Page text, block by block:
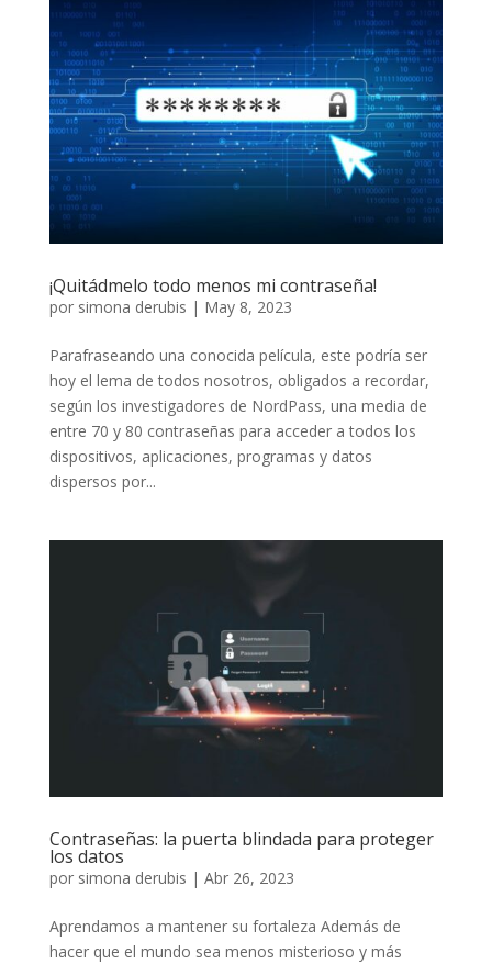
¡Quitádmelo todo menos mi contraseña!
por simona derubis | May 8, 2023
Parafraseando una conocida película, este podría ser
hoy el lema de todos nosotros, obligados a recordar,
según los investigadores de NordPass, una media de
entre 70 y 80 contraseñas para acceder a todos los
dispositivos, aplicaciones, programas y datos
dispersos por...
Contraseñas: la puerta blindada para proteger
los datos
por simona derubis | Abr 26, 2023
Aprendamos a mantener su fortaleza Además de
hacer que el mundo sea menos misterioso y más